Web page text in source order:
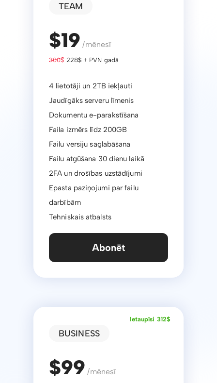
TEAM
$19 /mēnesī
300$ 228$ + PVN gadā
4 lietotāji un 2TB iekļauti
Jaudīgāks serveru līmenis
Dokumentu e-parakstīšana
Faila izmērs līdz 200GB
Failu versiju saglabāšana
Failu atgūšana 30 dienu laikā
2FA un drošības uzstādījumi
Epasta paziņojumi par failu
darbībām
Tehniskais atbalsts
Abonēt
Ietaupīsi 312$
BUSINESS
$99 /mēnesī